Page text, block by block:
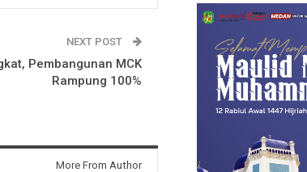
NEXT POST
Pembangunan MCK
Rampung 100%
More From Author